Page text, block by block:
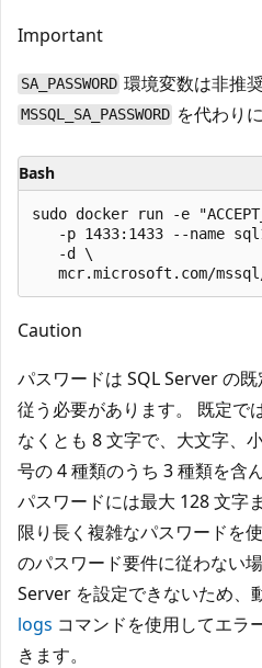
Important
SA_PASSWORD 環境変数は非推奨
MSSQL_SA_PASSWORD を代わり
Bash
sudo docker run -e
-p 1433:1433 --name
   -d \
Caution
パスワードは SQL Server の
従う必要があります。 既定で
なくとも 8 文字で、大文字、
号の 4 種類のうち 3 種類を含
パスワードには最大 128 文字
限り長く複雑なパスワードを
のパスワード要件に従わない
Server を設定できないため、
logs コマンドを使用してエラ
きます。